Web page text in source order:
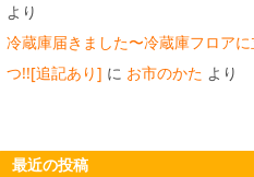
より
冷蔵庫届きました〜冷蔵庫フロアに
つ!![追記あり] に お市のかた より
最近の投稿